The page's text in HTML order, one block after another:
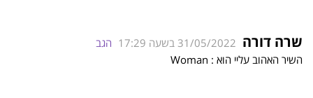
שרה דורה 31/05/2022 בשעה 17:29
הגב
השיר האהוב עליי הוא : Woman